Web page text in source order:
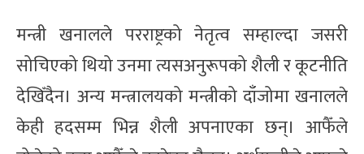
मन्त्री खनालले परराष्ट्रको नेतृत्व सम्हाल्दा जसरी
सोचिएको थियो उनमा त्यसअनुरूपको शैली र कूटनीति
देखिँदैन। अन्य मन्त्रालयको मन्त्रीको दाँजोमा खनालले
केही हदसम्म भिन्न शैली अपनाएका छन्। आफैँले